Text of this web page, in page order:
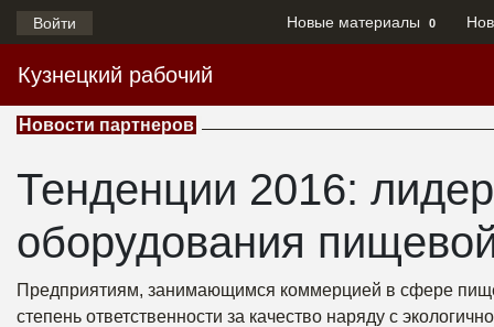
Войти Новые материалы 0
Кузнецкий рабочий
Новости партнеров
Тенденции 2016:
оборудования
Предприятиям, занимающимся коммерцией в сфере
степень ответственности за качество наряду с